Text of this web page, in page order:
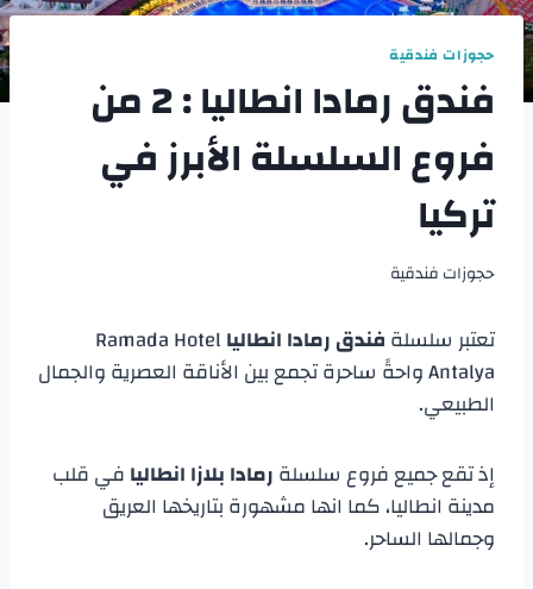
حجوزات فندقية
فندق رمادا انطاليا : 2 من
فروع السلسلة الأبرز في
تركيا
حجوزات فندقية
تعتبر سلسلةفندق رمادا انطالياRamada Hotel
Antalya واحةً ساحرة تجمع بين الأناقة العصرية والجمال
الطبيعي.
إذ تقع جميع فروع سلسلةرمادا بلازا انطاليافي قلب
مدينة انطاليا، كما انها مشهورة بتاريخها العريق
وجمالها الساحر.